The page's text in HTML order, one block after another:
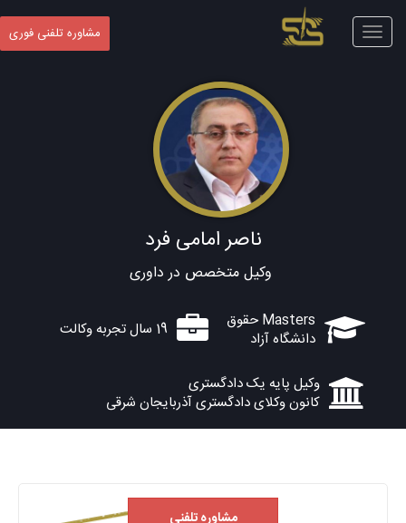
Toggle
navigation
مشاوره تلفنی فوری
ناصر امامی فرد
وکیل متخصص در داوری
Masters حقوق
دانشگاه آزاد
19 سال تجربه وکالت
وکیل پایه یک دادگستری
کانون وکلای دادگستری آذربایجان شرقی
مشاوره تلفنی